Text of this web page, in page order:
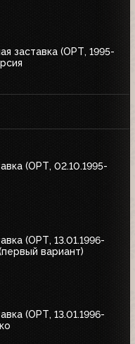
заставка (ОРТ, 1995-
(ОРТ, 02.10.1995-
(ОРТ, 13.01.1996-
вариант)
(ОРТ, 13.01.1996-